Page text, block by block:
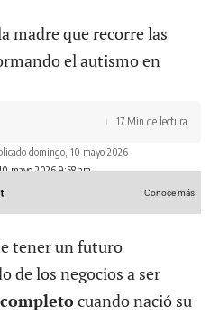
mayo 2026 9:58 am
domingo, 10 mayo 2026
17 Min de lectura
Conoce más
tener un futuro
de los negocios a ser
cuando nació su